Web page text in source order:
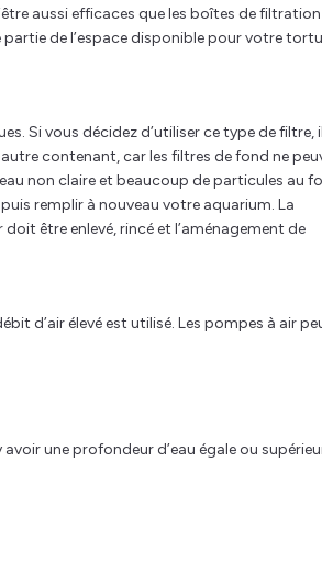
aussi efficaces que les boîtes de filtration
partie de l’espace disponible pour votre
Si vous décidez d’utiliser ce type de filtre,
contenant, car les filtres de fond ne
non claire et beaucoup de particules au
remplir à nouveau votre aquarium. La
être enlevé, rincé et l’aménagement de
d’air élevé est utilisé. Les pompes à air
une profondeur d’eau égale ou